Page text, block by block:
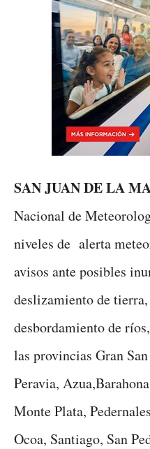
SAN JUAN DE LA
Nacional de
niveles de alerta
avisos ante posibles
deslizamiento de
desbordamiento de
las provincias Gran
Peravia,
Monte Plata,
Ocoa, Santiago, San